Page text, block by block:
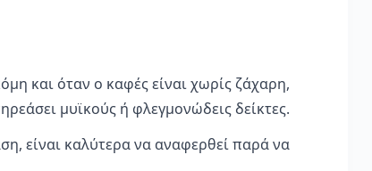
και όταν ο καφές είναι χωρίς ζάχαρη,
μυϊκούς ή φλεγμονώδεις δείκτες.
είναι καλύτερα να αναφερθεί παρά να